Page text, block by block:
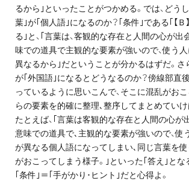
るから｣といったことがつかめる。では、どう
葉｣が｢個人語｣になるのか？｢条件｣である｢【Ｂ
る｣と、｢言葉は、客観的な存在と人間の心が
味での道具で主観的な要素が強いので、使う
異なるから｣だということが分かるはずだ。さ
が｢外国語｣になるとどうなるのか？傍線部直
っているように思いこんで、そこに混乱がお
らの要素を的確に整理､整序してまとめていけ
たとえば、｢言葉は客観的な存在と人間の心が
意味での道具で､主観的な要素が強いので、使
が異なる個人語になってしまい､同じ言葉を
がおこってしまう様子。｣といった｢答え｣とな
｢条件｣＝｢手がかり･ヒント｣だと心得よ。